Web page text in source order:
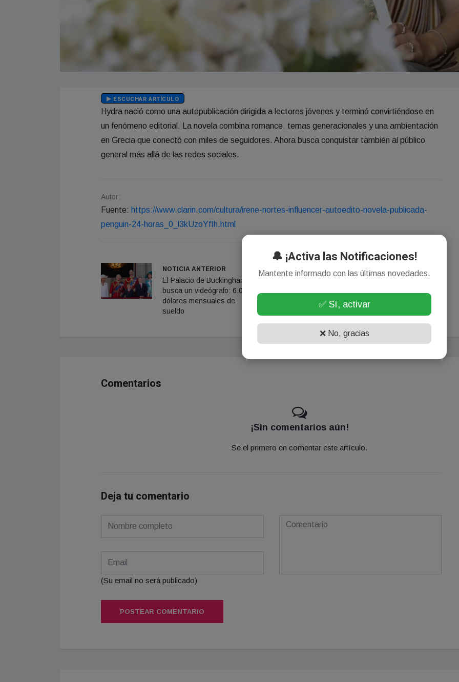
ESCUCHAR ARTÍCULO
Hydra nació como una autopublicación dirigida a lectores jóvenes y terminó convirtiéndose en
un fenómeno editorial. La novela combina romance, temas generacionales y una ambientación
en Grecia que conectó con miles de seguidores. Ahora busca conquistar también al público
general más allá de las redes sociales.
Autor:
Fuente: https://www.clarin.com/cultura/irene-nortes-influencer-autoedito-novela-publicada-
penguin-24-horas_0_l3kUzoYfIh.html
NOTICIA ANTERIOR
El Palacio de Buckingham
busca un videógrafo: 6.000
dólares mensuales de
sueldo
NOTICIA SIGUIENTE
consumo "vive un contexto
Comentarios
¡Sin comentarios aún!
Se el primero en comentar este artículo.
Deja tu comentario
(Su email no será publicado)
POSTEAR COMENTARIO
🔔 ¡Activa las Notificaciones!
Mantente informado con las últimas novedades.
✅ Sí, activar
❌ No, gracias